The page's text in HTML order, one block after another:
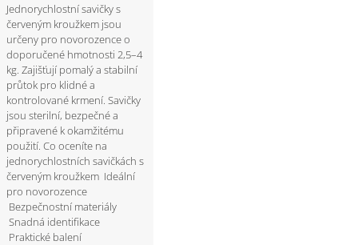
Jednorychlostní savičky s
červeným kroužkem jsou
určeny pro novorozence o
doporučené hmotnosti 2,5–4
kg. Zajišťují pomalý a stabilní
průtok pro klidné a
kontrolované krmení. Savičky
jsou sterilní, bezpečné a
připravené k okamžitému
použití. Co oceníte na
jednorychlostních savičkách s
červeným kroužkem Ideální
pro novorozence
Bezpečnostní materiály
Snadná identifikace
Praktické balení